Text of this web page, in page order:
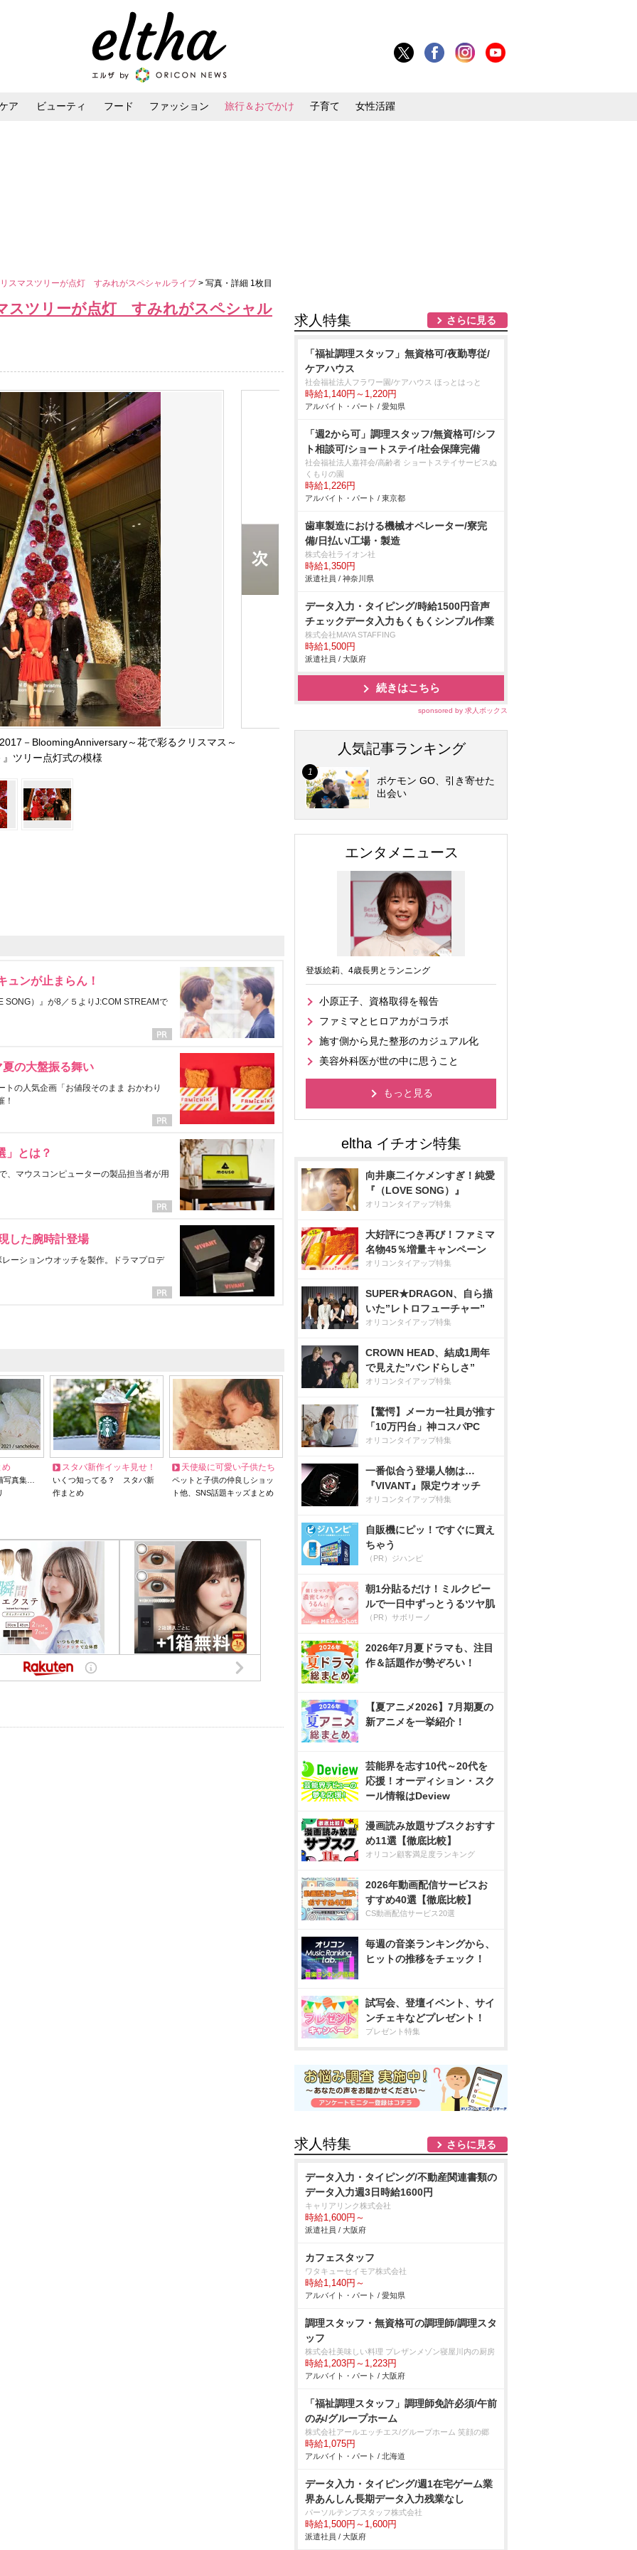
ア ビューティ フード ファッション 旅行＆おでかけ 子育て 女性活躍
スマスツリーが点灯 すみれがスペシャルライブ > 写真・詳細 1枚目
スツリーが点灯 すみれがスペシャル
－BloomingAnniversary～花で彩るクリスマス～
』ツリー点灯式の模様
ュンが止まらん！
SONG）』が8／５よりJ:COM STREAMで
の大盤振る舞い
の人気企画「お値段そのまま おかわり
！
」とは？
、マウスコンピューターの製品担当者が用
した腕時計登場
ーションウオッチを製作。ドラマプロデ
め
写真集…
スタバ新作イッキ見せ！
いくつ知ってる？ スタバ新
作まとめ
天使級に可愛い子供たち
ペットと子供の仲良しショッ
ト他、SNS話題キッズまとめ
求人特集 さらに見る
「福祉調理スタッフ」無資格可/夜勤専従/
ケアハウス
社会福祉法人フラワー園/ケアハウス ほっとはっと
時給1,140円～1,220円
アルバイト・パート / 愛知県
「週2から可」調理スタッフ/無資格可/シフ
ト相談可/ショートステイ/社会保障完備
社会福祉法人嘉祥会/高齢者 ショートステイサービスぬ
くもりの園
時給1,226円
アルバイト・パート / 東京都
歯車製造における機械オペレーター/寮完
備/日払い/工場・製造
株式会社ライオン社
時給1,350円
派遣社員 / 神奈川県
データ入力・タイピング/時給1500円音声
チェックデータ入力もくもくシンプル作業
株式会社MAYA STAFFING
時給1,500円
派遣社員 / 大阪府
続きはこちら
sponsored by 求人ボックス
人気記事ランキング
ポケモン GO、引き寄せた
出会い
エンタメニュース
登坂絵莉、4歳長男とランニング
小原正子、資格取得を報告
ファミマとヒロアカがコラボ
施す側から見た整形のカジュアル化
美容外科医が世の中に思うこと
もっと見る
向井康二イケメンすぎ！純愛
『（LOVE SONG）』
オリコンタイアップ特集
大好評につき再び！ファミマ
名物45％増量キャンペーン
オリコンタイアップ特集
SUPER★DRAGON、自ら描
いた”レトロフューチャー”
オリコンタイアップ特集
CROWN HEAD、結成1周年
で見えた”バンドらしさ”
オリコンタイアップ特集
【驚愕】メーカー社員が推す
「10万円台」神コスパPC
オリコンタイアップ特集
一番似合う登場人物は…
『VIVANT』限定ウオッチ
オリコンタイアップ特集
自販機にピッ！ですぐに買え
ちゃう
（PR）ジハンピ
朝1分貼るだけ！ミルクピー
ルで一日中ずっとうるツヤ肌
（PR）サボリーノ
2026年7月夏ドラマも、注目
作＆話題作が勢ぞろい！
【夏アニメ2026】7月期夏の
新アニメを一挙紹介！
芸能界を志す10代～20代を
応援！オーディション・スク
ール情報はDeview
漫画読み放題サブスクおすす
め11選【徹底比較】
オリコン顧客満足度ランキング
2026年動画配信サービスお
すすめ40選【徹底比較】
CS動画配信サービス20選
毎週の音楽ランキングから、
ヒットの推移をチェック！
試写会、登壇イベント、サイ
ンチェキなどプレゼント！
プレゼント特集
求人特集 さらに見る
データ入力・タイピング/不動産関連書類の
データ入力週3日時給1600円
キャリアリンク株式会社
時給1,600円～
派遣社員 / 大阪府
カフェスタッフ
ワタキューセイモア株式会社
時給1,140円～
アルバイト・パート / 愛知県
調理スタッフ・無資格可の調理師/調理スタ
ッフ
株式会社美味しい料理 プレザンメゾン寝屋川内の厨房
時給1,203円～1,223円
アルバイト・パート / 大阪府
「福祉調理スタッフ」調理師免許必須/午前
のみ/グループホーム
株式会社アールエッチエス/グループホーム 笑顔の郷
時給1,075円
アルバイト・パート / 北海道
データ入力・タイピング/週1在宅ゲーム業
界あんしん長期データ入力残業なし
パーソルテンプスタッフ株式会社
時給1,500円～1,600円
派遣社員 / 大阪府